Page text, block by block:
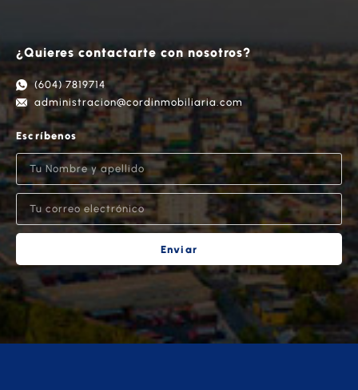
¿Quieres contactarte con nosotros?
(604) 7819714
administracion@cordinmobiliaria.com
Escríbenos
Enviar